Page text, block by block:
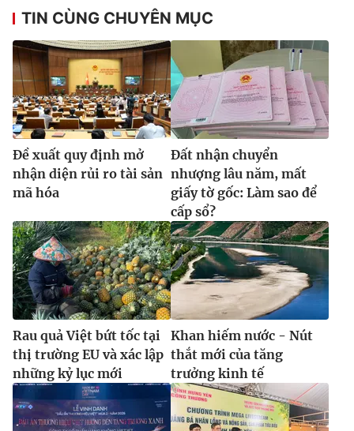
TIN CÙNG CHUYÊN MỤC
Ðề xuất quy định mở
nhận diện rủi ro tài sản
mã hóa
Đất nhận chuyển
nhượng lâu năm, mất
giấy tờ gốc: Làm sao để
cấp sổ?
Rau quả Việt bứt tốc tại
thị trường EU và xác lập
những kỷ lục mới
Khan hiếm nước - Nút
thắt mới của tăng
trưởng kinh tế